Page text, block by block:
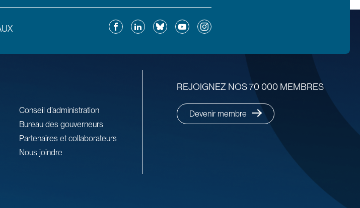
FacebookLinkedInBlueskyYouTubeInstagram
Conseil d’administration
Bureau des gouverneurs
Partenaires et collaborateurs
Nous joindre
REJOIGNEZ NOS 70 000 MEMBRES
Devenir membre